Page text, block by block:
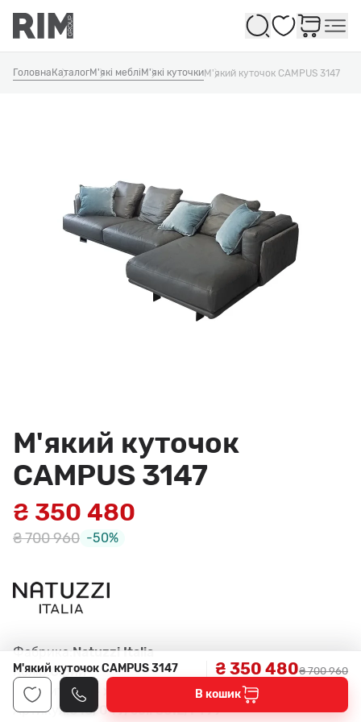
Обране
Головна КаталогМ'які меблі М'які куточкиМ'який куточок CAMPUS 3147
М'який куточок
CAMPUS 3147
₴ 350 480
₴ 700 960 -50%
Фабрика:Natuzzi Italia
Колір:Сірий
Габарити:294 x 100-148 x 82 см
Артикул:016, 049, col. 30IL, FT79
М'який куточок CAMPUS 3147 ₴ 350 480₴ 700 960
В кошик